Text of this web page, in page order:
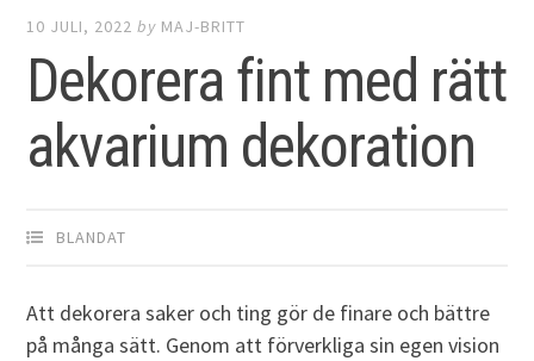
10 JULI, 2022 by MAJ-BRITT
Dekorera fint med rätt
akvarium dekoration
BLANDAT
Att dekorera saker och ting gör de finare och bättre
på många sätt. Genom att förverkliga sin egen vision